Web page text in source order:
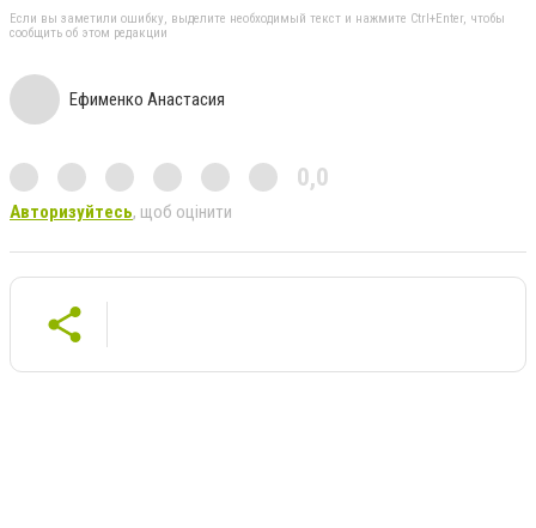
Если вы заметили ошибку, выделите необходимый текст и нажмите Ctrl+Enter, чтобы
сообщить об этом редакции
Ефименко Анастасия
0,0
Авторизуйтесь, щоб оцінити